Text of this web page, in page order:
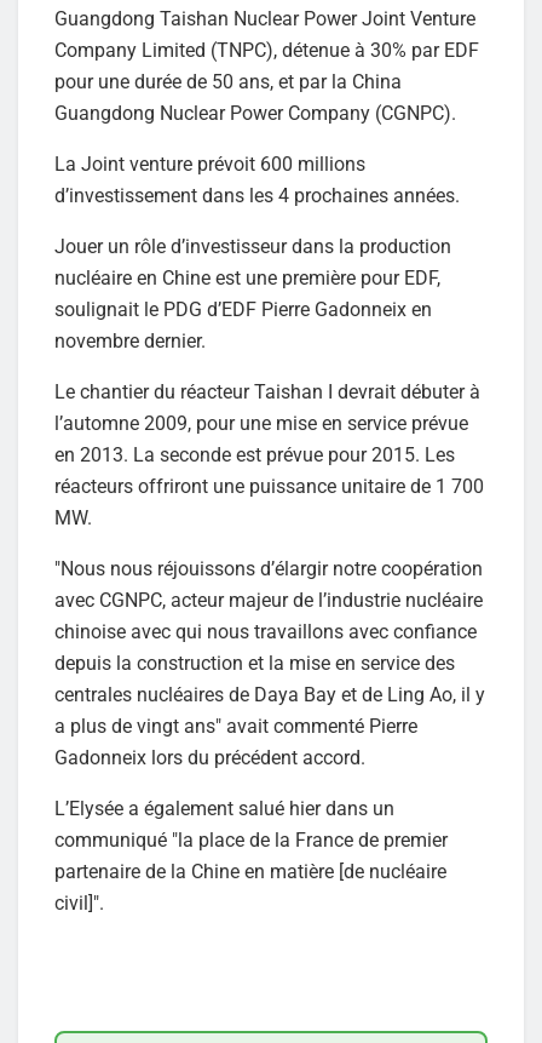
Guangdong Taishan Nuclear Power Joint Venture
Company Limited (TNPC), détenue à 30% par EDF
pour une durée de 50 ans, et par la China
Guangdong Nuclear Power Company (CGNPC).
La Joint venture prévoit 600 millions
d’investissement dans les 4 prochaines années.
Jouer un rôle d’investisseur dans la production
nucléaire en Chine est une première pour EDF,
soulignait le PDG d’EDF Pierre Gadonneix en
novembre dernier.
Le chantier du réacteur Taishan I devrait débuter à
l’automne 2009, pour une mise en service prévue
en 2013. La seconde est prévue pour 2015. Les
réacteurs offriront une puissance unitaire de 1 700
MW.
"Nous nous réjouissons d’élargir notre coopération
avec CGNPC, acteur majeur de l’industrie nucléaire
chinoise avec qui nous travaillons avec confiance
depuis la construction et la mise en service des
centrales nucléaires de Daya Bay et de Ling Ao, il y
a plus de vingt ans" avait commenté Pierre
Gadonneix lors du précédent accord.
L’Elysée a également salué hier dans un
communiqué "la place de la France de premier
partenaire de la Chine en matière [de nucléaire
civil]".